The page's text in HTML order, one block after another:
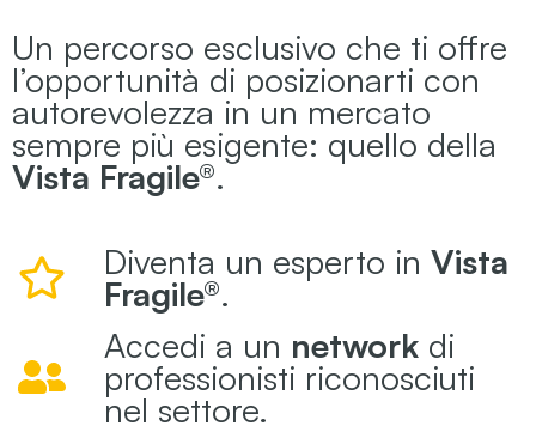
Un percorso esclusivo che ti offre
l’opportunità di posizionarti con
autorevolezza in un mercato
sempre più esigente: quello della
Vista Fragile®.
Diventa un esperto in Vista
Fragile®.
Accedi a un network di
professionisti riconosciuti
nel settore.